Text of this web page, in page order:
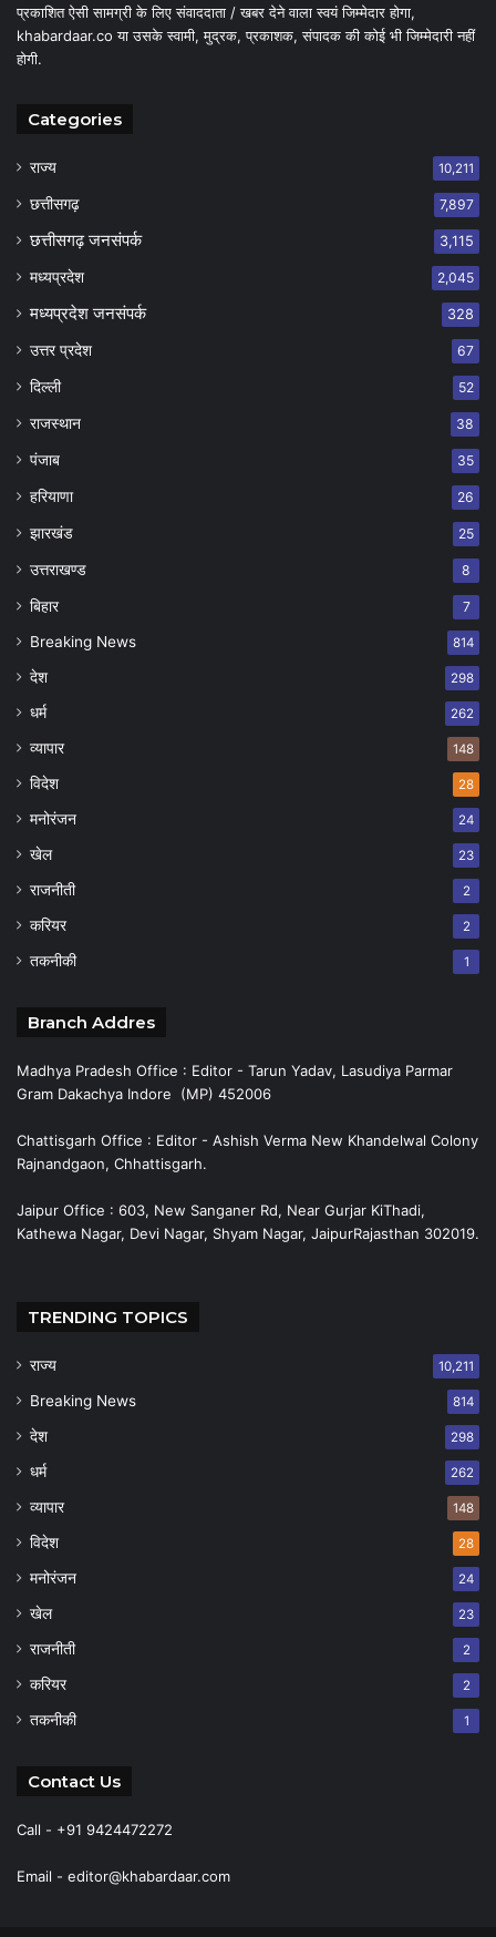
प्रकाशित ऐसी सामग्री के लिए संवाददाता / खबर देने वाला स्वयं जिम्मेदार होगा,
khabardaar.co या उसके स्वामी, मुद्रक, प्रकाशक, संपादक की कोई भी जिम्मेदारी नहीं
होगी.
Categories
राज्य 10,211
छत्तीसगढ़ 7,897
छत्तीसगढ़ जनसंपर्क 3,115
मध्यप्रदेश 2,045
मध्यप्रदेश जनसंपर्क 328
उत्तर प्रदेश 67
दिल्ली 52
राजस्थान 38
पंजाब 35
हरियाणा 26
झारखंड 25
उत्तराखण्ड 8
बिहार 7
Breaking News 814
देश 298
धर्म 262
व्यापार 148
विदेश 28
मनोरंजन 24
खेल 23
राजनीती 2
करियर 2
तकनीकी 1
Branch Addres
Madhya Pradesh Office : Editor - Tarun Yadav, Lasudiya Parmar
Gram Dakachya Indore (MP) 452006
Chattisgarh Office : Editor - Ashish Verma New Khandelwal Colony
Rajnandgaon, Chhattisgarh.
Jaipur Office : 603, New Sanganer Rd, Near Gurjar KiThadi,
Kathewa Nagar, Devi Nagar, Shyam Nagar, JaipurRajasthan 302019.
TRENDING TOPICS
राज्य 10,211
Breaking News 814
देश 298
धर्म 262
व्यापार 148
विदेश 28
मनोरंजन 24
खेल 23
राजनीती 2
करियर 2
तकनीकी 1
Contact Us
Call - +91 9424472272
Email - editor@khabardaar.com